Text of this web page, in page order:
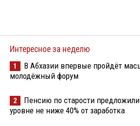
Интересное за неделю
1
В Абхазии впервые пройдёт
молодёжный форум
2
Пенсию по старости
уровне не ниже 40% от заработка